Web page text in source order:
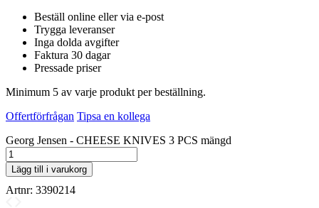
Beställ online eller via e-post
Trygga leveranser
Inga dolda avgifter
Faktura 30 dagar
Pressade priser
Minimum 5 av varje produkt per beställning.
Offertförfrågan Tipsa en kollega
Georg Jensen - CHEESE KNIVES 3 PCS mängd
Lägg till i varukorg
Artnr: 3390214